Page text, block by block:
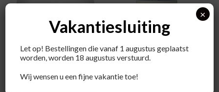
Vakantiesluiting
Let op! Bestellingen die vanaf 1 augustus geplaatst
worden, worden 18 augustus verstuurd.
Wij wensen u een fijne vakantie toe!
×